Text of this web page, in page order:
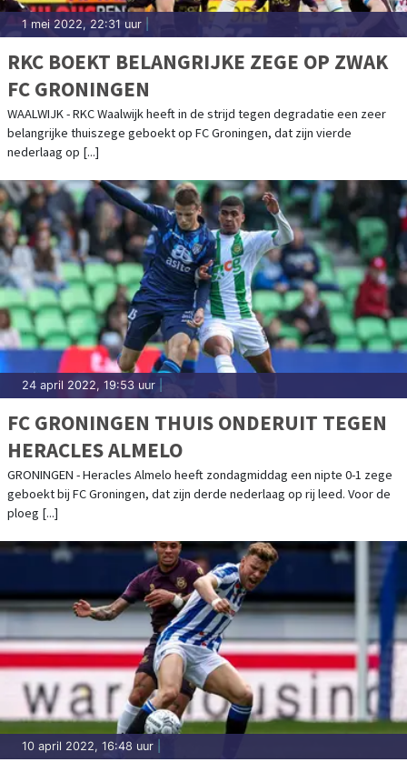
1 mei 2022, 22:31 uur
RKC BOEKT BELANGRIJKE ZEGE OP ZWAK
FC GRONINGEN
WAALWIJK - RKC Waalwijk heeft in de strijd tegen degradatie een zeer
belangrijke thuiszege geboekt op FC Groningen, dat zijn vierde
nederlaag op [...]
24 april 2022, 19:53 uur
FC GRONINGEN THUIS ONDERUIT TEGEN
HERACLES ALMELO
GRONINGEN - Heracles Almelo heeft zondagmiddag een nipte 0-1 zege
geboekt bij FC Groningen, dat zijn derde nederlaag op rij leed. Voor de
ploeg [...]
10 april 2022, 16:48 uur